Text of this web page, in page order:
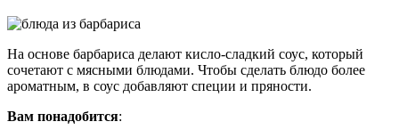
На основе барбариса делают кисло-сладкий соус, который
сочетают с мясными блюдами. Чтобы сделать блюдо более
ароматным, в соус добавляют специи и пряности.
Вам понадобится: